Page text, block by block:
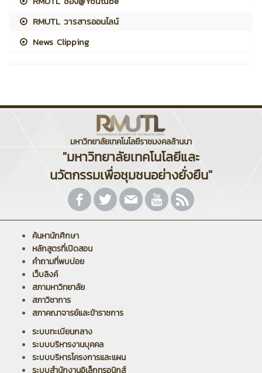
RMUTL วารสารออนไลน์
News Clipping
มหาวิทยาลัยเทคโนโลยีราชมงคลล้านนา
"มหาวิทยาลัยเทคโนโลยีและ
นวัตกรรมเพื่อชุมชนอย่างยั่งยืน"
ค้นหานักศึกษา
หลักสูตรที่เปิดสอน
คำถามที่พบบ่อย
เว็บลิงค์
สภามหาวิทยาลัย
สภาวิชาการ
สภาคณาจารย์และข้าราชการ
ระบบทะเบียนกลาง
ระบบบริหารงานบุคคล
ระบบบริหารโครงการและแผน
ระบบสำนักงานอิเล็กทรอนิกส์